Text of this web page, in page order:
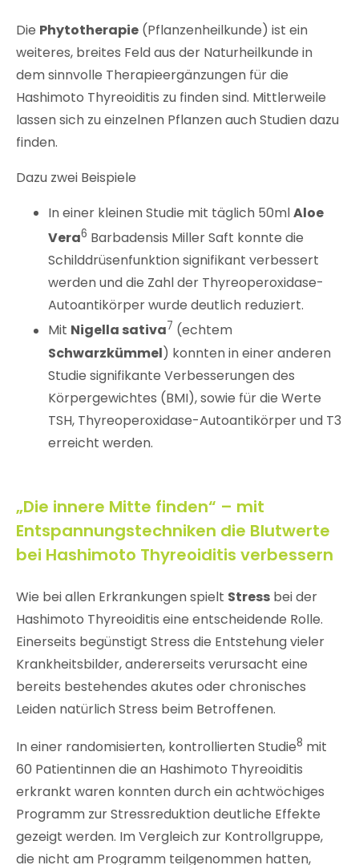
Die Phytotherapie(Pflanzenheilkunde) ist ein
weiteres, breites Feld aus der Naturheilkunde in
dem sinnvolle Therapieergänzungen für die
Hashimoto Thyreoiditis zu finden sind. Mittlerweile
lassen sich zu einzelnen Pflanzen auch Studien dazu
finden.
Dazu zwei Beispiele
In einer kleinen Studie mit täglich 50mlAloe
Vera6 Barbadensis Miller Saft konnte die
Schilddrüsenfunktion signifikant verbessert
werden und die Zahl der Thyreoperoxidase-
Autoantikörper wurde deutlich reduziert.
Mit Nigella sativa7 (echtem
Schwarzkümmel) konnten in einer anderen
Studie signifikante Verbesserungen des
Körpergewichtes (BMI), sowie für die Werte
TSH, Thyreoperoxidase-Autoantikörper und T3
erreicht werden.
„Die innere Mitte finden“ – mit
Entspannungstechniken die Blutwerte
bei Hashimoto Thyreoiditis verbessern
Wie bei allen Erkrankungen spielt Stressbei der
Hashimoto Thyreoiditis eine entscheidende Rolle.
Einerseits begünstigt Stress die Entstehung vieler
Krankheitsbilder, andererseits verursacht eine
bereits bestehendes akutes oder chronisches
Leiden natürlich Stress beim Betroffenen.
In einer randomisierten, kontrollierten Studie8 mit
60 Patientinnen die an Hashimoto Thyreoiditis
erkrankt waren konnten durch ein achtwöchiges
Programm zur Stressreduktion deutliche Effekte
gezeigt werden. Im Vergleich zur Kontrollgruppe,
die nicht am Programm teilgenommen hatten,